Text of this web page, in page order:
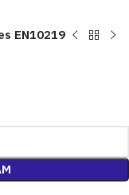
EN10219